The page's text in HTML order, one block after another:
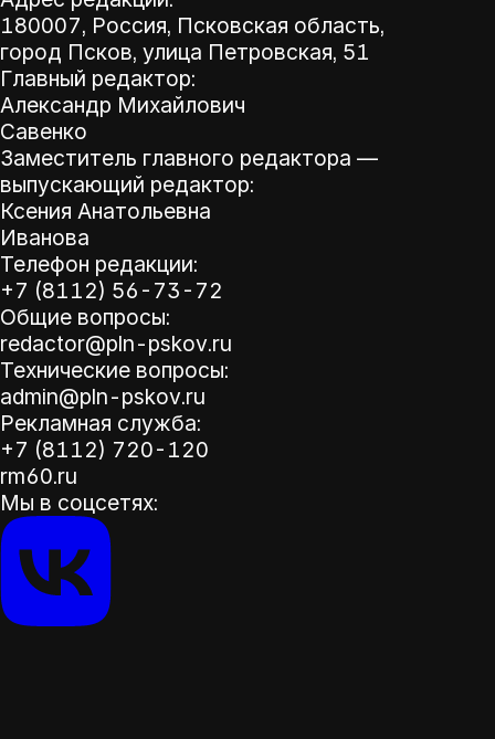
180007, Россия, Псковская область,
город Псков, улица Петровская, 51
Главный редактор:
Александр Михайлович
Савенко
Заместитель главного редактора —
выпускающий редактор:
Ксения Анатольевна
Иванова
Телефон редакции:
+7 (8112) 56-73-72
Общие вопросы:
redactor@pln-pskov.ru
Технические вопросы:
admin@pln-pskov.ru
Рекламная служба:
+7 (8112) 720-120
rm60.ru
Мы в соцсетях: